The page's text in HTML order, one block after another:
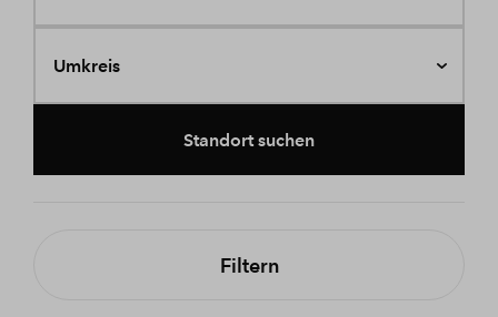
Umkreis
Standort suchen
Filtern